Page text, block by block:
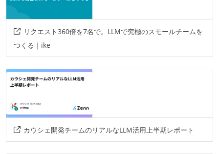
リクエスト360倍を7名で。LLMで究極のスモールチームを
つくる｜ike
カウシェ開発チームのリアルなLLM活用上半期レポート